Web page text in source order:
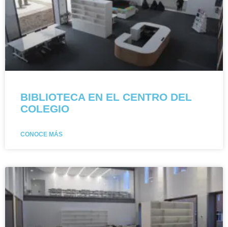
BIBLIOTECA EN EL CENTRO DEL
COLEGIO
CONOCE MÁS